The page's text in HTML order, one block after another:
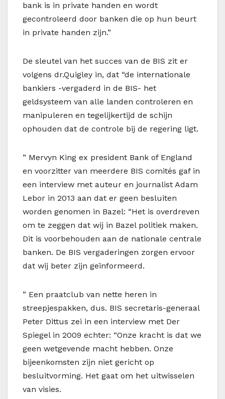
bank is in private handen en wordt
gecontroleerd door banken die op hun beurt
in private handen zijn.”
De sleutel van het succes van de BIS zit er
volgens dr.Quigley in, dat “de internationale
bankiers -vergaderd in de BIS- het
geldsysteem van alle landen controleren en
manipuleren en tegelijkertijd de schijn
ophouden dat de controle bij de regering ligt.
” Mervyn King ex president Bank of England
en voorzitter van meerdere BIS comités gaf in
een interview met auteur en journalist Adam
Lebor in 2013 aan dat er geen besluiten
worden genomen in Bazel: “Het is overdreven
om te zeggen dat wij in Bazel politiek maken.
Dit is voorbehouden aan de nationale centrale
banken. De BIS vergaderingen zorgen ervoor
dat wij beter zijn geïnformeerd.
” Een praatclub van nette heren in
streepjespakken, dus. BIS secretaris-generaal
Peter Dittus zei in een interview met Der
Spiegel in 2009 echter: “Onze kracht is dat we
geen wetgevende macht hebben. Onze
bijeenkomsten zijn niet gericht op
besluitvorming. Het gaat om het uitwisselen
van visies.